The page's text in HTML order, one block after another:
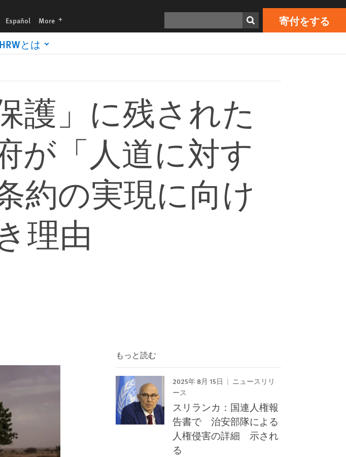
Español More languages 寄付をする
HRWとは
Print 寄付をする
護」に残された
が「人道に対す
約の実現に向け
理由
もっと読む
2025年 8月 15日
ニュースリリ
ース
スリランカ：国連人権報
告書で 治安部隊による
人権侵害の詳細 示され
る